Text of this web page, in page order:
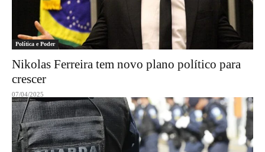
Política e Poder
Nikolas Ferreira tem novo plano político para
crescer
07/04/2025